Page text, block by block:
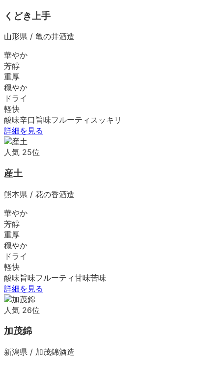
くどき上手
山形県 / 亀の井酒造
華やか
芳醇
重厚
穏やか
ドライ
軽快
酸味辛口 旨味フルーティ スッキリ
詳細を見る
人気 25位
産土
熊本県 / 花の香酒造
華やか
芳醇
重厚
穏やか
ドライ
軽快
酸味旨味フルーティ甘味苦味
詳細を見る
人気 26位
加茂錦
新潟県 / 加茂錦酒造